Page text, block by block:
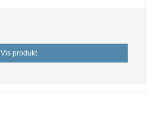
Vis produkt